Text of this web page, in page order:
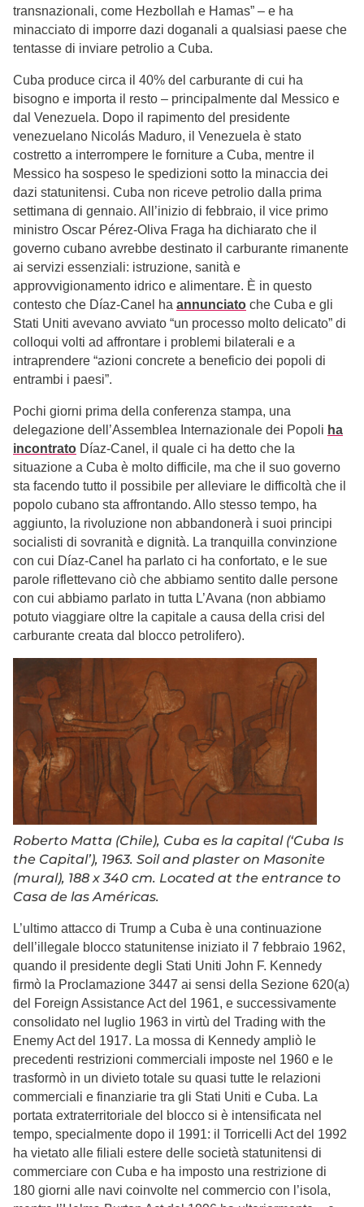
transnazionali, come Hezbollah e Hamas” – e ha
minacciato di imporre dazi doganali a qualsiasi paese che
tentasse di inviare petrolio a Cuba.
Cuba produce circa il 40% del carburante di cui ha
bisogno e importa il resto – principalmente dal Messico e
dal Venezuela. Dopo il rapimento del presidente
venezuelano Nicolás Maduro, il Venezuela è stato
costretto a interrompere le forniture a Cuba, mentre il
Messico ha sospeso le spedizioni sotto la minaccia dei
dazi statunitensi. Cuba non riceve petrolio dalla prima
settimana di gennaio. All’inizio di febbraio, il vice primo
ministro Oscar Pérez-Oliva Fraga ha dichiarato che il
governo cubano avrebbe destinato il carburante rimanente
ai servizi essenziali: istruzione, sanità e
approvvigionamento idrico e alimentare. È in questo
contesto che Díaz-Canel ha annunciato che Cuba e gli
Stati Uniti avevano avviato “un processo molto delicato” di
colloqui volti ad affrontare i problemi bilaterali e a
intraprendere “azioni concrete a beneficio dei popoli di
entrambi i paesi”.
Pochi giorni prima della conferenza stampa, una
delegazione dell’Assemblea Internazionale dei Popoli ha
incontrato Díaz-Canel, il quale ci ha detto che la
situazione a Cuba è molto difficile, ma che il suo governo
sta facendo tutto il possibile per alleviare le difficoltà che il
popolo cubano sta affrontando. Allo stesso tempo, ha
aggiunto, la rivoluzione non abbandonerà i suoi principi
socialisti di sovranità e dignità. La tranquilla convinzione
con cui Díaz-Canel ha parlato ci ha confortato, e le sue
parole riflettevano ciò che abbiamo sentito dalle persone
con cui abbiamo parlato in tutta L’Avana (non abbiamo
potuto viaggiare oltre la capitale a causa della crisi del
carburante creata dal blocco petrolifero).
Roberto Matta (Chile), Cuba es la capital (‘Cuba Is
the Capital’), 1963. Soil and plaster on Masonite
(mural), 188 x 340 cm. Located at the entrance to
Casa de las Américas.
L’ultimo attacco di Trump a Cuba è una continuazione
dell’illegale blocco statunitense iniziato il 7 febbraio 1962,
quando il presidente degli Stati Uniti John F. Kennedy
firmò la Proclamazione 3447 ai sensi della Sezione 620(a)
del Foreign Assistance Act del 1961, e successivamente
consolidato nel luglio 1963 in virtù del Trading with the
Enemy Act del 1917. La mossa di Kennedy ampliò le
precedenti restrizioni commerciali imposte nel 1960 e le
trasformò in un divieto totale su quasi tutte le relazioni
commerciali e finanziarie tra gli Stati Uniti e Cuba. La
portata extraterritoriale del blocco si è intensificata nel
tempo, specialmente dopo il 1991: il Torricelli Act del 1992
ha vietato alle filiali estere delle società statunitensi di
commerciare con Cuba e ha imposto una restrizione di
180 giorni alle navi coinvolte nel commercio con l’isola,